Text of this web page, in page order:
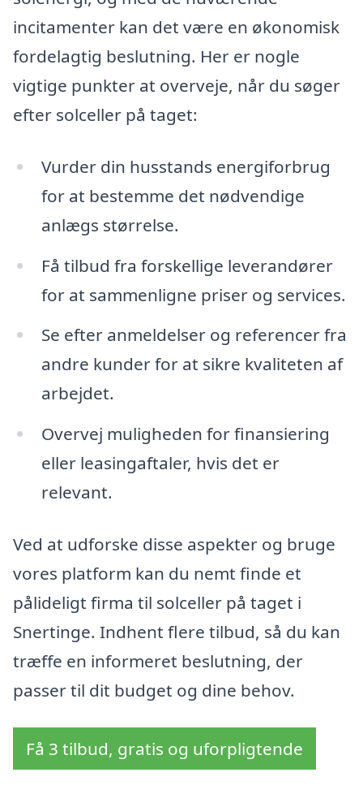
incitamenter kan det være en økonomisk
fordelagtig beslutning. Her er nogle
vigtige punkter at overveje, når du søger
efter solceller på taget:
Vurder din husstands energiforbrug
for at bestemme det nødvendige
anlægs størrelse.
Få tilbud fra forskellige leverandører
for at sammenligne priser og services.
Se efter anmeldelser og referencer fra
andre kunder for at sikre kvaliteten af
arbejdet.
Overvej muligheden for finansiering
eller leasingaftaler, hvis det er
relevant.
Ved at udforske disse aspekter og bruge
vores platform kan du nemt finde et
pålideligt firma til solceller på taget i
Snertinge. Indhent flere tilbud, så du kan
træffe en informeret beslutning, der
passer til dit budget og dine behov.
Få 3 tilbud, gratis og uforpligtende